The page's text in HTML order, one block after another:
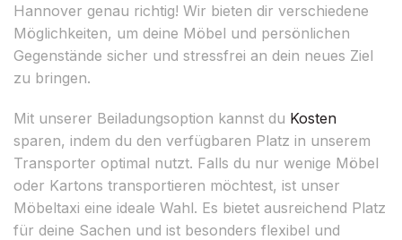
Hannover genau richtig! Wir bieten dir verschiedene
Möglichkeiten, um deine Möbel und persönlichen
Gegenstände sicher und stressfrei an dein neues Ziel
zu bringen.
Mit unserer Beiladungsoption kannst du Kosten
sparen, indem du den verfügbaren Platz in unserem
Transporter optimal nutzt. Falls du nur wenige Möbel
oder Kartons transportieren möchtest, ist unser
Möbeltaxi eine ideale Wahl. Es bietet ausreichend Platz
für deine Sachen und ist besonders flexibel und